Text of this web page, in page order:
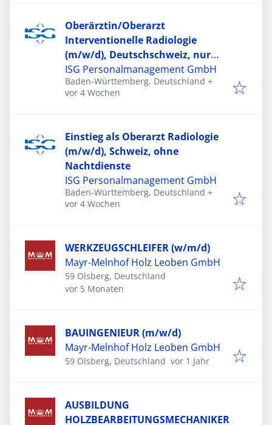
Oberärztin/Oberarzt
Interventionelle Radiologie
(m/w/d), Deutschschweiz, nur
Hintergrunddienste
ISG Personalmanagement GmbH
Baden-Württemberg, Deutschland +
Veröffentlicht:
vor 4 Wochen
Einstieg als Oberarzt Radiologie
(m/w/d), Schweiz, ohne
Nachtdienste
ISG Personalmanagement GmbH
Baden-Württemberg, Deutschland +
Veröffentlicht:
vor 4 Wochen
WERKZEUGSCHLEIFER (w/m/d)
Mayr-Melnhof Holz Leoben GmbH
59 Olsberg, Deutschland
Veröffentlicht:
vor 5 Monaten
BAUINGENIEUR (m/w/d)
Mayr-Melnhof Holz Leoben GmbH
59 Olsberg, Deutschland Veröffentlicht
vor 1 Jahr
AUSBILDUNG
HOLZBEARBEITUNGSMECHANIKER